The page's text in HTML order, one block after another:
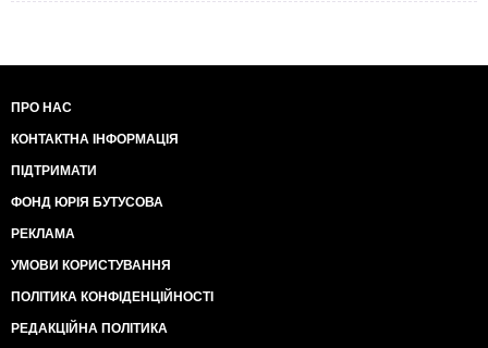
ПРО НАС
КОНТАКТНА ІНФОРМАЦІЯ
ПІДТРИМАТИ
ФОНД ЮРІЯ БУТУСОВА
РЕКЛАМА
УМОВИ КОРИСТУВАННЯ
ПОЛІТИКА КОНФІДЕНЦІЙНОСТІ
РЕДАКЦІЙНА ПОЛІТИКА